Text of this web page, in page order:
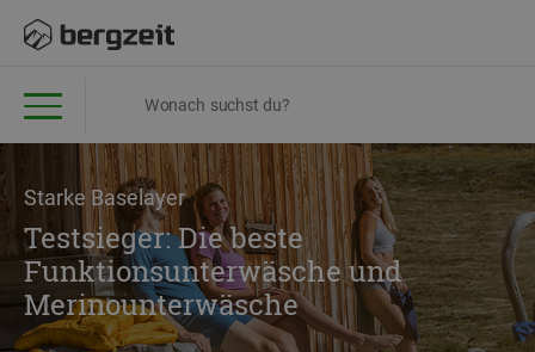
Starke Baselayer
Testsieger: Die beste
Funktionsunterwäsche und
Merinounterwäsche